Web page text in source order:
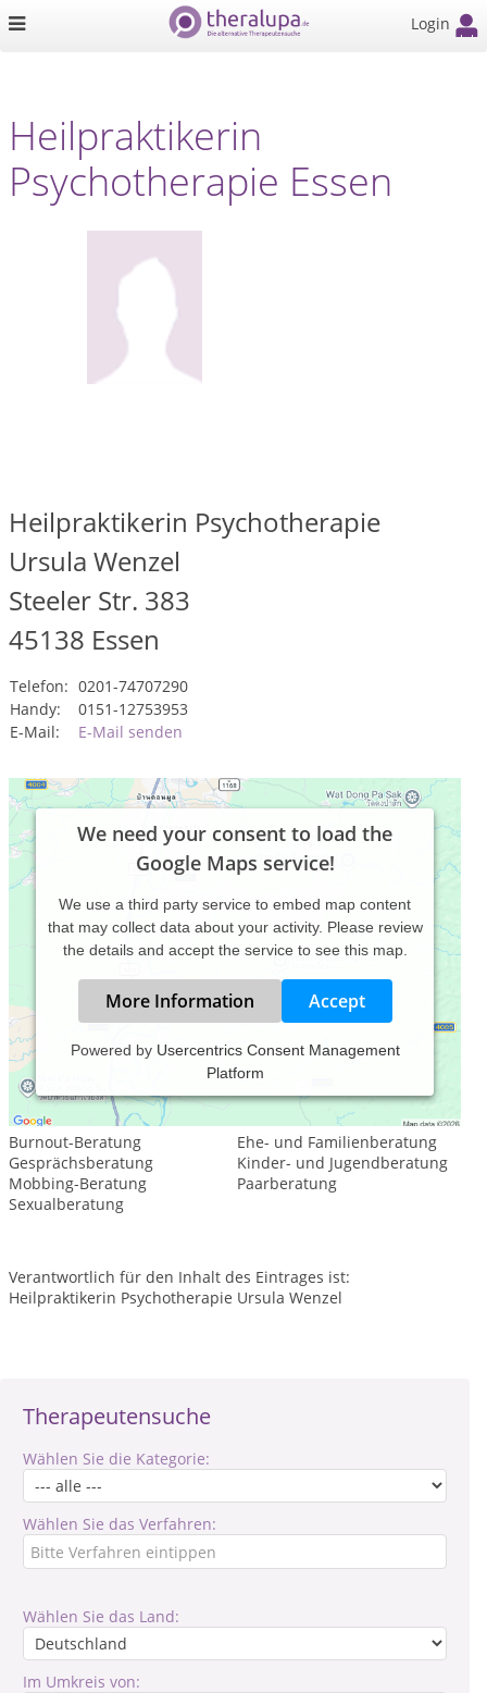
Login
Therapeutensuche
Wählen Sie die Kategorie:
Wählen Sie das Verfahren:
Wählen Sie das Land:
Im Umkreis von:
Heilpraktikerin
Psychotherapie Essen
Heilpraktikerin Psychotherapie
Ursula Wenzel
Steeler Str. 383
45138 Essen
Telefon: 0201-74707290
Handy:
0151-12753953
E-Mail:
E-Mail senden
We need your consent to load the
Google Maps service!
We use a third party service to embed map content
that may collect data about your activity. Please review
the details and accept the service to see this map.
More Information Accept
Powered by Usercentrics Consent Management
Platform
Leistungsspektrum:
Psychologische Beratung
Burnout-Beratung
Ehe- und Familienberatung
Gesprächsberatung
Kinder- und Jugendberatung
Mobbing-Beratung
Paarberatung
Sexualberatung
Verantwortlich für den Inhalt des Eintrages ist:
Heilpraktikerin Psychotherapie Ursula Wenzel